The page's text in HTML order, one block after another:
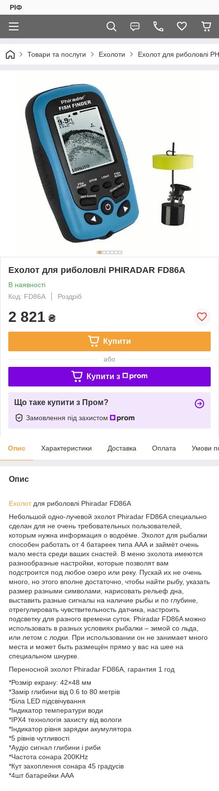
РІФ
Товари та послуги Ехолоти Ехолот для риболовлі
Ехолот для риболовлі PHIRADAR FD86A
В наявності
Код: FD86A
Роздріб
2 821 ₴
Купити
або
Купити з
Що таке купити з Пром?
Замовлення під захистом
Опис Характеристики Доставка Оплата Умови
Опис
Ехолотдля риболовлі Phiradar FD86А
Небольшой одно-лучевой эхолот Phiradar FD86A специально
сделан для не очень требовательных пользователей,
которым нужна информация о водоёме. Эхолот для рыбалки
способен работать от 4 батареек типа ААА и займёт очень
мало места среди ваших снастей. В меню эхолота имеются
разнообразные настройки, которые позволят вам
подстроится под любое озеро или реку. Пускай их не очень
много, но этого вполне достаточно, чтобы найти рыбу, указать
размер разными символами, нарисовать рельеф дна,
выставить разные сигналы на наличие рыбы и по глубине,
отрегулировать чувствительность датчика, настроить
подсветку для разного времени суток. Phiradar FD86A можно
использовать в разных условиях рыбалки – зимой со льда,
или летом с лодки. При использовании он не занимает много
места и может быть размещён прямо у вас на шее на
специальном шнурке.
Переносной эхолот Phiradar FD86A, гарантия 1 год
*Розмір екрану: 42×48 мм
*Замір глибини від 0.6 to 80 метрів
*Біла LED підсвічування
*Індикатор температури води
*IPX4 технологія захисту від вологи
*Індикатор рівня зарядки акумулятора
*5 рівнів чутливості
*Аудіо сигнал глибини і риби
*Частота сонара 200KHz
*Кут захоплення сонара 45 градусів
*4шт батарейки AAA